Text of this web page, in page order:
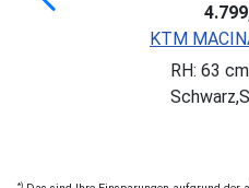
KTM
RH: 63
*)